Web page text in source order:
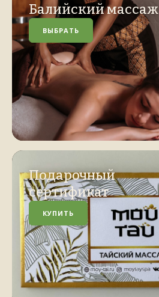
Балийский массаж
ВЫБРАТЬ
Подарочный
сертификат
КУПИТЬ